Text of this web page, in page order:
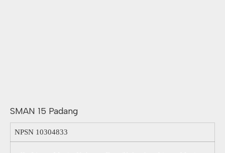
SMAN 15 Padang
NPSN 10304833